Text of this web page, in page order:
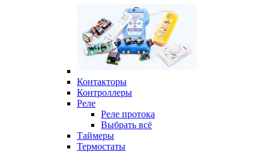
Контакторы
Контроллеры
Реле
Реле протока
Выбрать всё
Таймеры
Термостаты